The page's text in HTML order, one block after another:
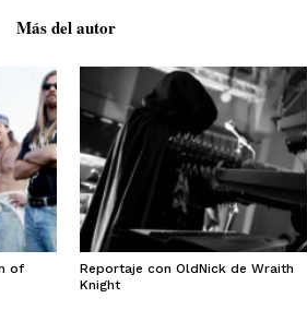
Más del autor
of
Reportaje con OldNick de Wraith
Knight